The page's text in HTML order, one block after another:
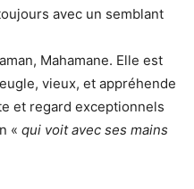
avec un semblant
Mahamane. Elle est
vieux, et appréhende
et regard exceptionnels
« qui voit avec ses mains